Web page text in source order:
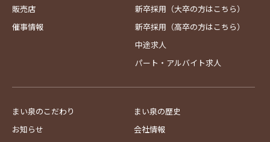
販売店
催事情報
新卒採用（大卒の方はこちら）
新卒採用（高卒の方はこちら）
中途求人
パート・アルバイト求人
まい泉のこだわり
まい泉の歴史
お知らせ
会社情報